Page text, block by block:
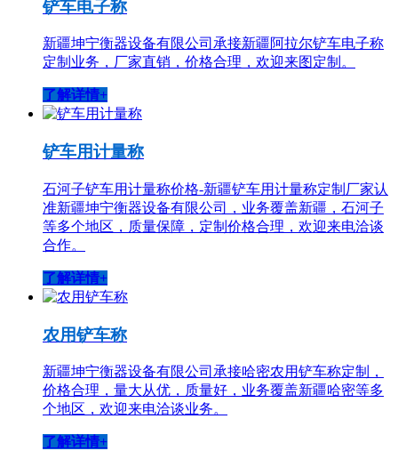
铲车电子称
新疆坤宁衡器设备有限公司承接新疆阿拉尔铲车电子称
定制业务，厂家直销，价格合理，欢迎来图定制。
了解详情+
铲车用计量称
石河子铲车用计量称价格-新疆铲车用计量称定制厂家认
准新疆坤宁衡器设备有限公司，业务覆盖新疆，石河子
等多个地区，质量保障，定制价格合理，欢迎来电洽谈
合作。
了解详情+
农用铲车称
新疆坤宁衡器设备有限公司承接哈密农用铲车称定制，
价格合理，量大从优，质量好，业务覆盖新疆哈密等多
个地区，欢迎来电洽谈业务。
了解详情+